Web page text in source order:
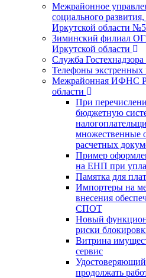
Межрайонное
социального
Иркутской области №5
Зиминский филиал
Иркутской области
Служба
Телефоны
Межрайонная ИФНС
области
При
бюджетную
множественные
расчетных
Пример
на ЕНП при
Памятка для
Импортеры на
внесения
СПОТ
Новый
риски
Витрина
сервис
продолжать